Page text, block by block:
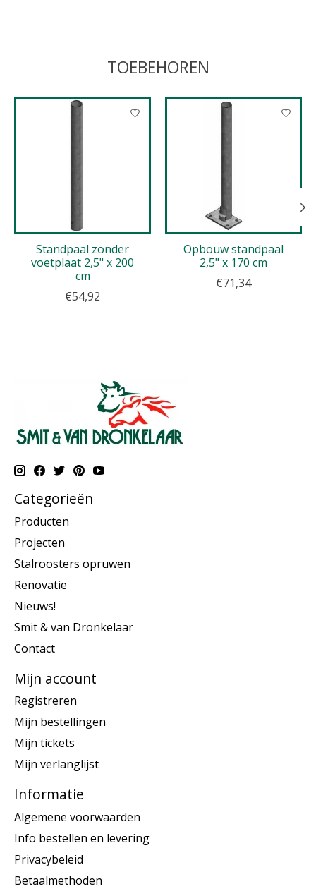
TOEBEHOREN
Items van productcarrousel
Standpaal zonder
voetplaat 2,5" x 200
cm
€54,92
Opbouw standpaal
2,5" x 170 cm
€71,34
Categorieën
Producten
Projecten
Stalroosters opruwen
Renovatie
Nieuws!
Smit & van Dronkelaar
Contact
Mijn account
Registreren
Mijn bestellingen
Mijn tickets
Mijn verlanglijst
Informatie
Algemene voorwaarden
Info bestellen en levering
Privacybeleid
Betaalmethoden